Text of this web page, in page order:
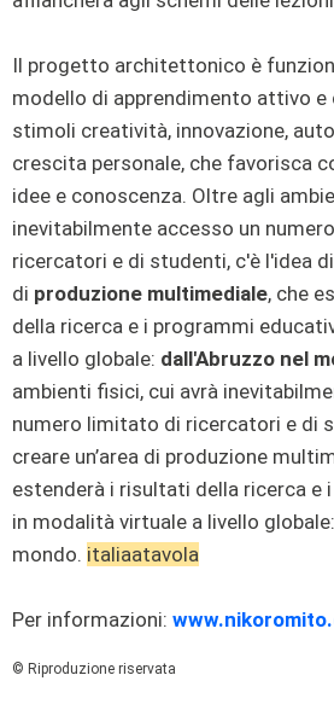
Il progetto architettonico è
modello di apprendimento attivo e
stimoli creatività, innovazione,
crescita personale, che favorisca
idee e conoscenza. Oltre agli
inevitabilmente accesso un
ricercatori e di studenti, c'è l'idea
di produzione multimediale, che
della ricerca e i programmi
a livello globale: dall'Abruzzo nel
ambienti fisici, cui avrà
numero limitato di ricercatori e di
creare un’area di produzione
estenderà i risultati della ricerca e
in modalità virtuale a livello
mondo. italiaatavola
Per informazioni:
© Riproduzione riservata